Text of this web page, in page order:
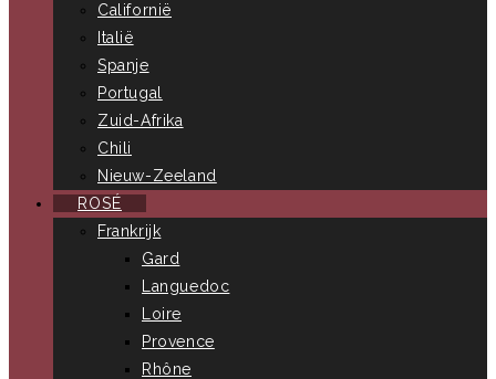
Californië
Italië
Spanje
Portugal
Zuid-Afrika
Chili
Nieuw-Zeeland
ROSÉ
Frankrijk
Gard
Languedoc
Loire
Provence
Rhône